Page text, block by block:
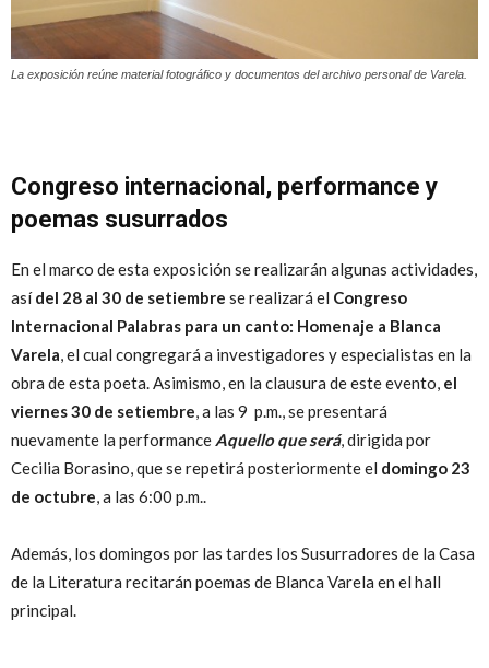
La exposición reúne material fotográfico y documentos del archivo personal de Varela.
Congreso internacional, performance y
poemas susurrados
En el marco de esta exposición se realizarán algunas actividades,
asídel 28 al 30 de setiembre se realizará el Congreso
Internacional Palabras para un canto: Homenaje a Blanca
Varela, el cual congregará a investigadores y especialistas en la
obra de esta poeta. Asimismo, en la clausura de este evento, el
viernes 30 de setiembre, a las 9 p.m., se presentará
nuevamente la performance Aquello que será, dirigida por
Cecilia Borasino, que se repetirá posteriormente el domingo 23
de octubre, a las 6:00 p.m..
Además, los domingos por las tardes los Susurradores de la Casa
de la Literatura recitarán poemas de Blanca Varela en el hall
principal.